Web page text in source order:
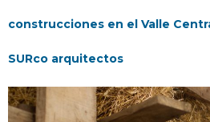
construcciones en el Valle
SURco arquitectos